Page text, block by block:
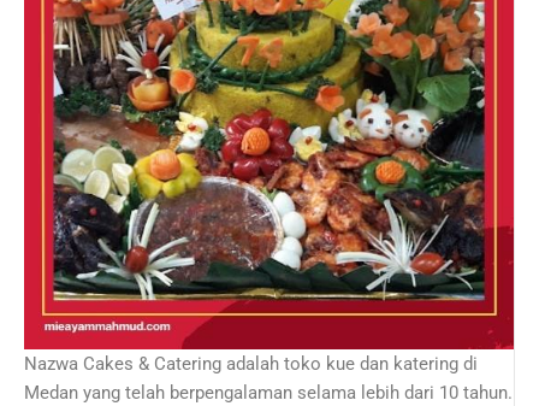
Nazwa Cakes & Catering adalah toko kue dan katering di
Medan yang telah berpengalaman selama lebih dari 10 tahun.